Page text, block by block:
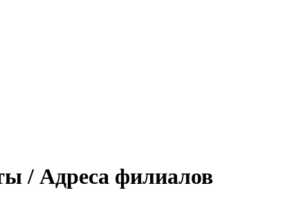
/ Адреса филиалов